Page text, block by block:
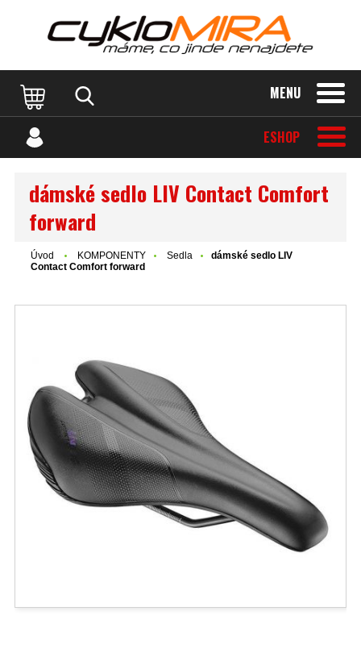
MENU
ESHOP
dámské sedlo LIV Contact Comfort
forward
Úvod KOMPONENTY Sedla
dámské sedlo LIV
Contact Comfort forward